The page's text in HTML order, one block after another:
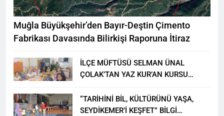
Muğla Büyükşehir’den Bayır-Deştin Çimento
Fabrikası Davasında Bilirkişi Raporuna İtiraz
İLÇE MÜFTÜSÜ SELMAN ÜNAL
ÇOLAK’TAN YAZ KUR’AN KURSU
“TARİHİNİ BİL, KÜLTÜRÜNÜ YAŞA,
SEYDİKEMER’İ KEŞFET” BİLGİ